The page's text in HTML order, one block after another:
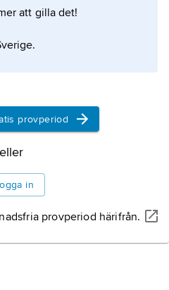
att gilla det!
provperiod
eller
in
provperiod härifrån.